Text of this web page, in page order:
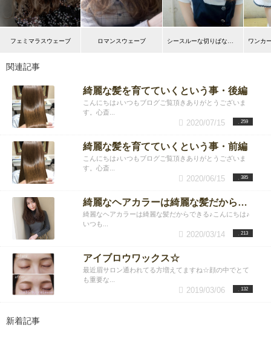
フェミマラスウェーブ ロマンスウェーブ シースルーな切りぱなしボブ
関連記事
綺麗な髪を育てていくという事・後編
こんにちは♪いつもブログご覧頂きありがとうございま
す。心斎...
259
2020/07/15
綺麗な髪を育てていくという事・前編
こんにちは♪いつもブログご覧頂きありがとうございま
す。心斎...
385
2020/06/15
綺麗なヘアカラーは綺麗な髪だからできる♪
綺麗なヘアカラーは綺麗な髪だからできる♪こんにちは♪
いつも...
213
2020/03/14
アイブロウワックス☆
最近眉サロン通われてる方増えてますね☆顔の中でとて
も重要な...
132
2019/03/06
新着記事